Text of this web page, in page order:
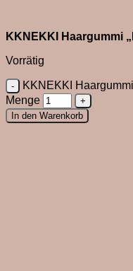
KKNEKKI Haargummi
Vorrätig
KKNEKKI
Menge
In den Warenkorb